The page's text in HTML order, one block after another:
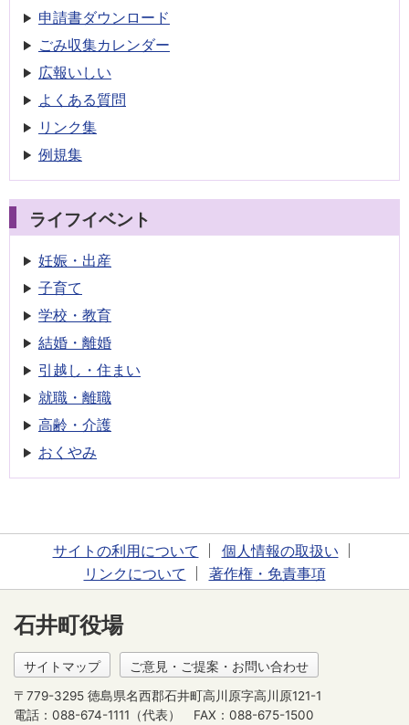
申請書ダウンロード
ごみ収集カレンダー
広報いしい
よくある質問
リンク集
例規集
ライフイベント
妊娠・出産
子育て
学校・教育
結婚・離婚
引越し・住まい
就職・離職
高齢・介護
おくやみ
サイトの利用について
個人情報の取扱い
リンクについて
著作権・免責事項
石井町役場
サイトマップ ご意見・ご提案・お問い合わせ
〒779-3295 徳島県名西郡石井町高川原字高川原121-1
電話：088-674-1111（代表）
FAX：088-675-1500